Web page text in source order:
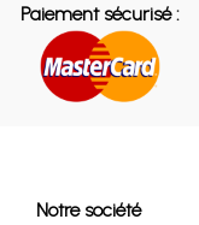
Paiement sécurisé :
Notre société